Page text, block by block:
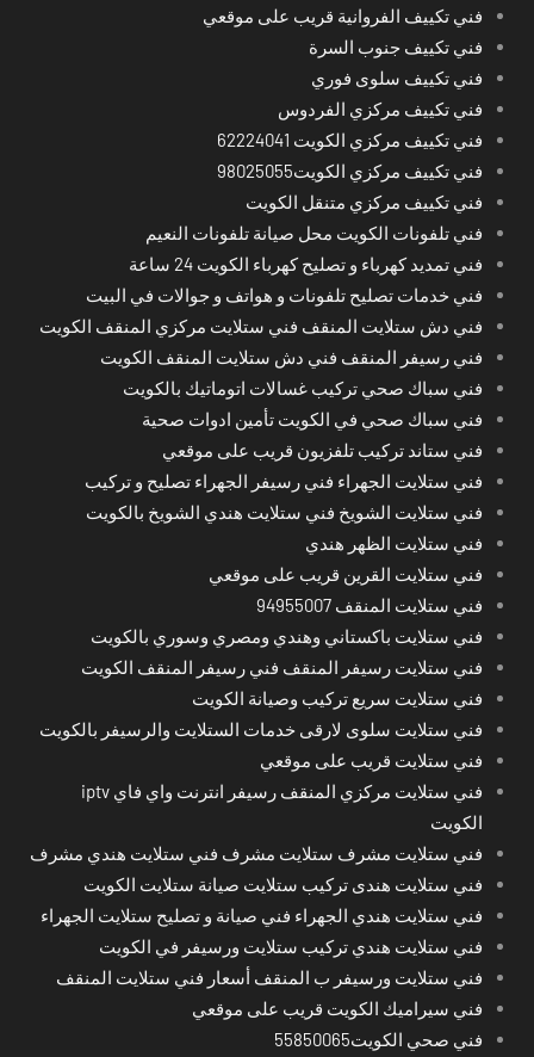
فني تكييف الفروانية قريب على موقعي
فني تكييف جنوب السرة
فني تكييف سلوى فوري
فني تكييف مركزي الفردوس
فني تكييف مركزي الكويت 62224041
فني تكييف مركزي الكويت98025055
فني تكييف مركزي متنقل الكويت
فني تلفونات الكويت محل صيانة تلفونات النعيم
فني تمديد كهرباء و تصليح كهرباء الكويت 24 ساعة
فني خدمات تصليح تلفونات و هواتف و جوالات في البيت
فني دش ستلايت المنقف فني ستلايت مركزي المنقف الكويت
فني رسيفر المنقف فني دش ستلايت المنقف الكويت
فني سباك صحي تركيب غسالات اتوماتيك بالكويت
فني سباك صحي في الكويت تأمين ادوات صحية
فني ستاند تركيب تلفزيون قريب على موقعي
فني ستلايت الجهراء فني رسيفر الجهراء تصليح و تركيب
فني ستلايت الشويخ فني ستلايت هندي الشويخ بالكويت
فني ستلايت الظهر هندي
فني ستلايت القرين قريب على موقعي
فني ستلايت المنقف 94955007
فني ستلايت باكستاني وهندي ومصري وسوري بالكويت
فني ستلايت رسيفر المنقف فني رسيفر المنقف الكويت
فني ستلايت سريع تركيب وصيانة الكويت
فني ستلايت سلوى لارقى خدمات الستلايت والرسيفر بالكويت
فني ستلايت قريب على موقعي
فني ستلايت مركزي المنقف رسيفر انترنت واي فاي iptv
الكويت
فني ستلايت مشرف ستلايت مشرف فني ستلايت هندي مشرف
فني ستلايت هندى تركيب ستلايت صيانة ستلايت الكويت
فني ستلايت هندي الجهراء فني صيانة و تصليح ستلايت الجهراء
فني ستلايت هندي تركيب ستلايت ورسيفر في الكويت
فني ستلايت ورسيفر ب المنقف أسعار فني ستلايت المنقف
فني سيراميك الكويت قريب على موقعي
فني صحي الكويت55850065